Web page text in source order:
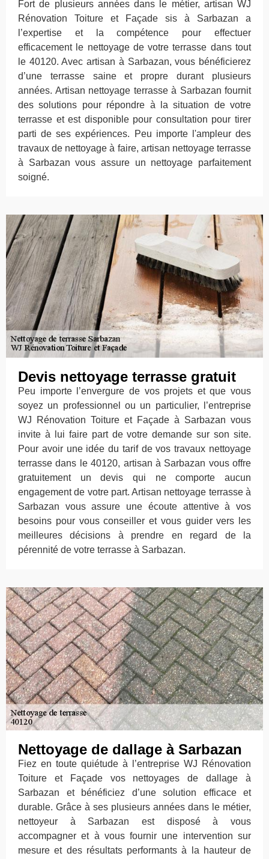
Fort de plusieurs années dans le métier, artisan WJ
Rénovation Toiture et Façade sis à Sarbazan a
l’expertise et la compétence pour effectuer
efficacement le nettoyage de votre terrasse dans tout
le 40120. Avec artisan à Sarbazan, vous bénéficierez
d’une terrasse saine et propre durant plusieurs
années. Artisan nettoyage terrasse à Sarbazan fournit
des solutions pour répondre à la situation de votre
terrasse et est disponible pour consultation pour tirer
parti de ses expériences. Peu importe l'ampleur des
travaux de nettoyage à faire, artisan nettoyage terrasse
à Sarbazan vous assure un nettoyage parfaitement
soigné.
Devis nettoyage terrasse gratuit
Peu importe l’envergure de vos projets et que vous
soyez un professionnel ou un particulier, l’entreprise
WJ Rénovation Toiture et Façade à Sarbazan vous
invite à lui faire part de votre demande sur son site.
Pour avoir une idée du tarif de vos travaux nettoyage
terrasse dans le 40120, artisan à Sarbazan vous offre
gratuitement un devis qui ne comporte aucun
engagement de votre part. Artisan nettoyage terrasse à
Sarbazan vous assure une écoute attentive à vos
besoins pour vous conseiller et vous guider vers les
meilleures décisions à prendre en regard de la
pérennité de votre terrasse à Sarbazan.
Nettoyage de dallage à Sarbazan
Fiez en toute quiétude à l’entreprise WJ Rénovation
Toiture et Façade vos nettoyages de dallage à
Sarbazan et bénéficiez d’une solution efficace et
durable. Grâce à ses plusieurs années dans le métier,
nettoyeur à Sarbazan est disposé à vous
accompagner et à vous fournir une intervention sur
mesure et des résultats performants à la hauteur de